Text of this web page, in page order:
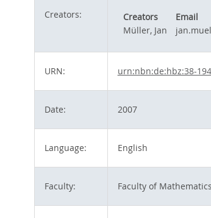
Creators: Creators Email
Müller, Jan
URN: urn:nbn:de:hbz:38-
Date: 2007
Language: English
Faculty: Faculty of